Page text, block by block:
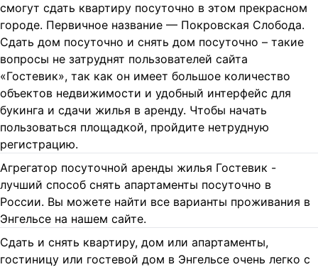
смогут сдать квартиру посуточно в этом прекрасном
городе. Первичное название — Покровская Слобода.
Сдать дом посуточно и снять дом посуточно – такие
вопросы не затруднят пользователей сайта
«Гостевик», так как он имеет большое количество
объектов недвижимости и удобный интерфейс для
букинга и сдачи жилья в аренду. Чтобы начать
пользоваться площадкой, пройдите нетрудную
регистрацию.
Агрегатор посуточной аренды жилья Гостевик -
лучший способ снять апартаменты посуточно в
России. Вы можете найти все варианты проживания в
Энгельсе на нашем сайте.
Сдать и снять квартиру, дом или апартаменты,
гостиницу или гостевой дом в Энгельсе очень легко с